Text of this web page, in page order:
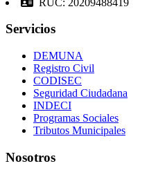
Servicios
DEMUNA
Registro Civil
CODISEC
Seguridad Ciudadana
INDECI
Programas Sociales
Tributos Municipales
Nosotros